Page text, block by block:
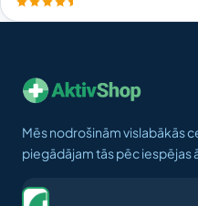
Mēs nodrošinām vislabākās
piegādājam tās pēc iespējas